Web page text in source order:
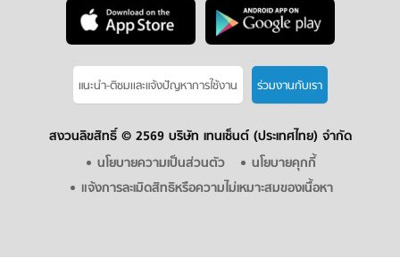
แนะนำ-ติชมเเละแจ้งปัญหาการใช้งาน ร่วมงานกับเรา
สงวนลิขสิทธิ์ © 2569 บริษัท เทนเซ็นต์ (ประเทศไทย) จำกัด
นโยบายความเป็นส่วนตัว
นโยบายคุกกี้
แจ้งการละเมิดสิทธิหรือความไม่เหมาะสมของเนื้อหา